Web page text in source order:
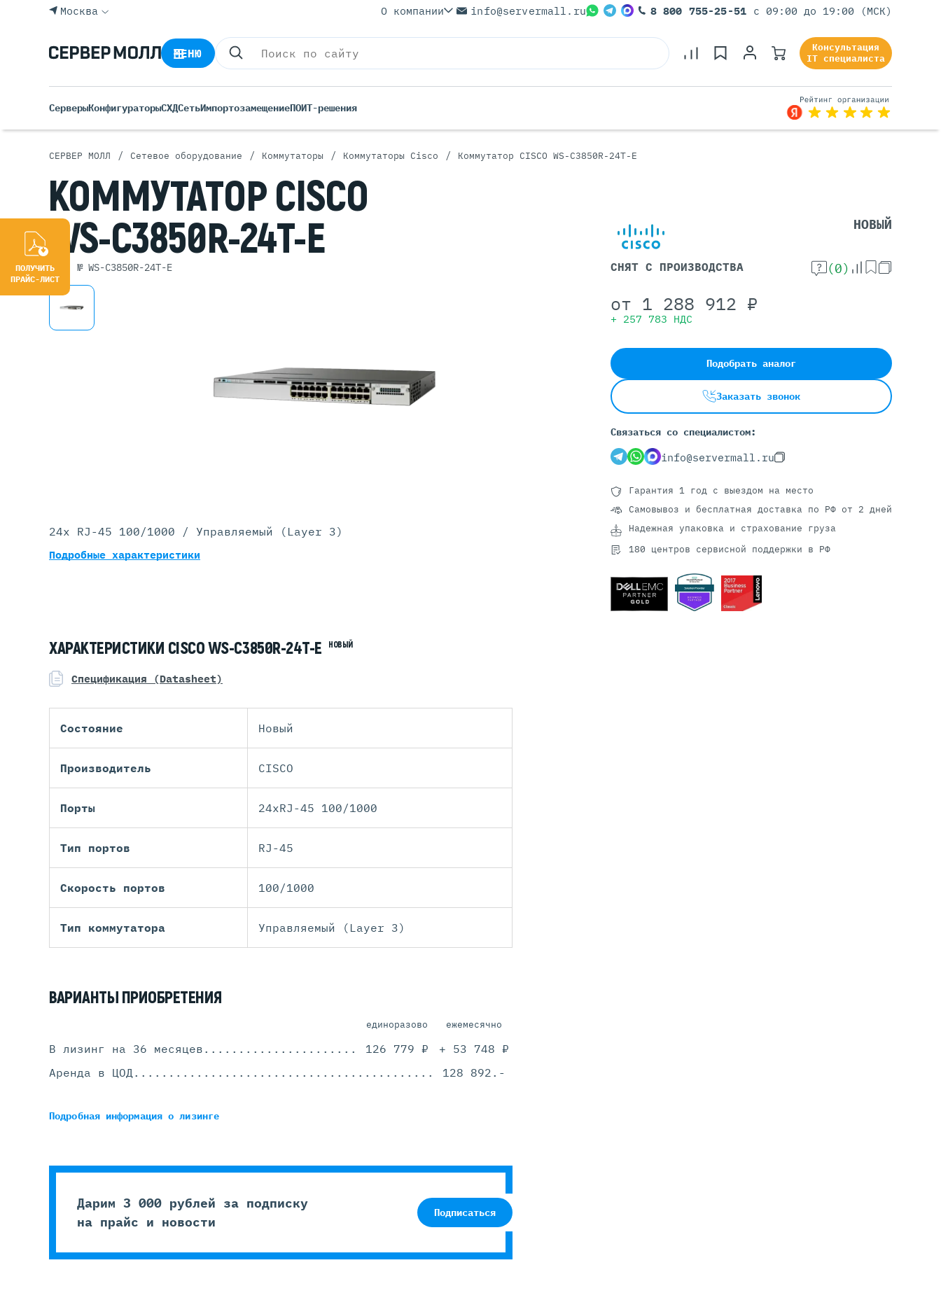
Rack Серверы
Tower Серверы
Российские Серверы
Б/У Серверы (Refurbished)
Серверы Для ИИ
DELL G17
DELL G16
Серверы С GPU
С GPU NVIDIA
С GPU AMD
С 2 GPU
С 4 GPU
Москва О компании info@servermall.ru 8 800 755-25-51 с 09:00 до 19:00 (МСК)
МЕНЮ
Консультация
IT специалиста
СерверыКонфигураторыСХДСетьИмпортозамещениеПОИТ-решения
СЕРВЕР МОЛЛ / Сетевое оборудование / Коммутаторы / Коммутаторы Cisco / Коммутатор CISCO WS-C3850R-24T-E
КОММУТАТОРCISCO
WS-C3850R-24T-E
арт. № WS-C3850R-24T-E
НОВЫЙ
(0)
СНЯТ С ПРОИЗВОДСТВА
от 1 288 912 ₽
+ 257 783 НДС
Подобрать аналог
Заказать звонок
Связаться со специалистом:
info@servermall.ru
Гарантия 1 год с выездом на место
Самовывоз и бесплатная доставка по РФ от 2 дней
Надежная упаковка и страхование груза
180 центров сервисной поддержки в РФ
24x RJ-45 100/1000 / Управляемый (Layer 3)
Подробные характеристики
ХАРАКТЕРИСТИКИ CISCO WS-C3850R-24T-E НОВЫЙ
Спецификация (Datasheet)
Состояние Новый
Производитель CISCO
Порты 24xRJ-45 100/1000
Тип портов RJ-45
Скорость портов 100/1000
Тип коммутатора Управляемый (Layer 3)
ВАРИАНТЫ ПРИОБРЕТЕНИЯ
единоразово ежемесячно
В лизинг на 36 месяцев ....................................................................................
126 779 ₽
+ 53 748 ₽
Аренда в ЦОД....................................................................................
128 892.-
Подробная информацияо лизинге
Дарим 3 000 рублей за подписку
на прайс и новости
Подписаться
ПОЛУЧИТЬ
ПРАЙС-ЛИСТ